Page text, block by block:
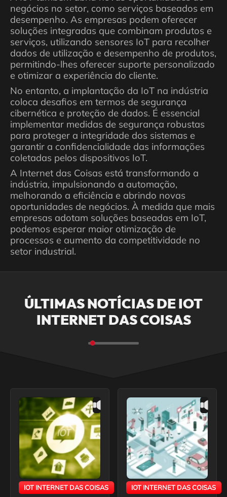
negócios no setor, como serviços baseados em
desempenho. As empresas podem oferecer
soluções integradas que combinam produtos e
serviços, utilizando sensores IoT para recolher
dados de utilização e desempenho de produtos,
permitindo-lhes oferecer suporte personalizado
e otimizar a experiência do cliente.
No entanto, a implantação da IoT na indústria
coloca desafios em termos de segurança
cibernética e proteção de dados. É essencial
implementar medidas de segurança robustas
para proteger a integridade dos sistemas e
garantir a confidencialidade das informações
coletadas pelos dispositivos IoT.
A Internet das Coisas está transformando a
indústria, impulsionando a automação,
melhorando a eficiência e abrindo novas
oportunidades de negócios. À medida que mais
empresas adotam soluções baseadas em IoT,
podemos esperar maior otimização de
processos e aumento da competitividade no
setor industrial.
ÚLTIMAS NOTÍCIAS DE IOT
INTERNET DAS COISAS
IOT INTERNET DAS COISAS IOT INTERNET DAS COISAS